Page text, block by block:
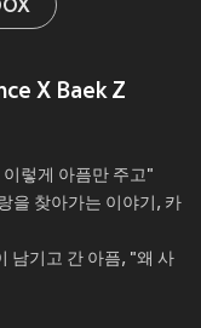
X Baek Z
렇게 아픔만 주고"
을 찾아가는 이야기, 카
남기고 간 아픔, "왜 사